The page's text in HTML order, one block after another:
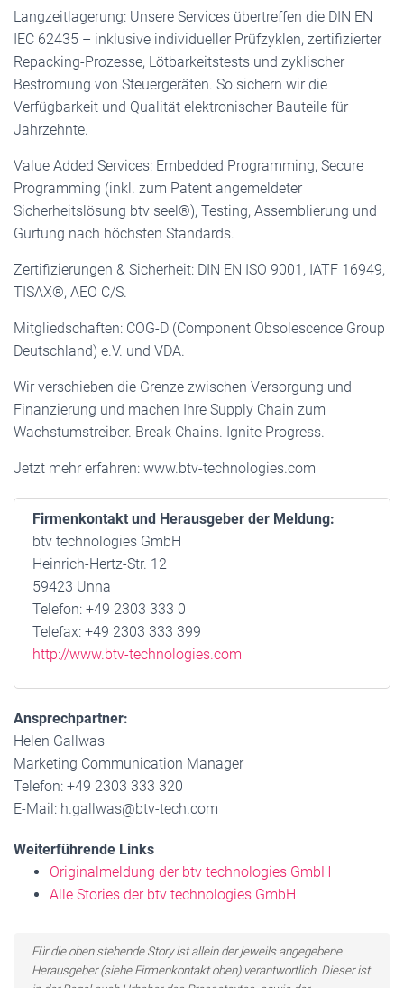
Langzeitlagerung: Unsere Services übertreffen die DIN EN
IEC 62435 – inklusive individueller Prüfzyklen, zertifizierter
Repacking-Prozesse, Lötbarkeitstests und zyklischer
Bestromung von Steuergeräten. So sichern wir die
Verfügbarkeit und Qualität elektronischer Bauteile für
Jahrzehnte.
Value Added Services: Embedded Programming, Secure
Programming (inkl. zum Patent angemeldeter
Sicherheitslösung btv seel®), Testing, Assemblierung und
Gurtung nach höchsten Standards.
Zertifizierungen & Sicherheit: DIN EN ISO 9001, IATF 16949,
TISAX®, AEO C/S.
Mitgliedschaften: COG-D (Component Obsolescence Group
Deutschland) e.V. und VDA.
Wir verschieben die Grenze zwischen Versorgung und
Finanzierung und machen Ihre Supply Chain zum
Wachstumstreiber. Break Chains. Ignite Progress.
Jetzt mehr erfahren: www.btv-technologies.com
Firmenkontakt und Herausgeber der Meldung:
btv technologies GmbH
Heinrich-Hertz-Str. 12
59423 Unna
Telefon: +49 2303 333 0
Telefax: +49 2303 333 399
http://www.btv-technologies.com
Ansprechpartner:
Helen Gallwas
Marketing Communication Manager
Telefon: +49 2303 333 320
E-Mail: h.gallwas@btv-tech.com
Weiterführende Links
Originalmeldung der btv technologies GmbH
Alle Stories der btv technologies GmbH
Für die oben stehende Story ist allein der jeweils angegebene
Herausgeber (siehe Firmenkontakt oben) verantwortlich. Dieser ist